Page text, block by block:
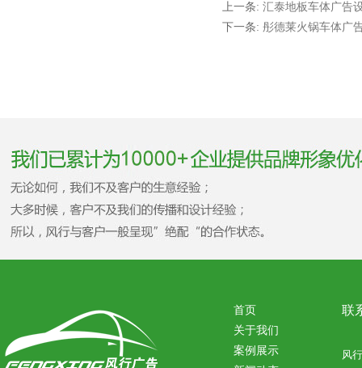
上一条: 汇泰地板车体广告
下一条: 彤德莱火锅车体广
首页
关于我们
案例展示
联
风